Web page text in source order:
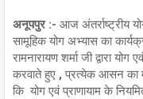
अनूपपुर :- आज अंतर्राष्ट्रीय
सामूहिक योग अभ्यास का
रामनारायण शर्मा जी द्वारा
करवाते हुए , प्रत्येक आसन का
कि योग एवं प्राणायाम के